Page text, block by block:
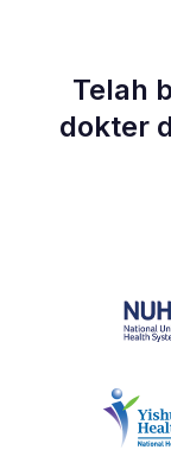
Telah
dokter